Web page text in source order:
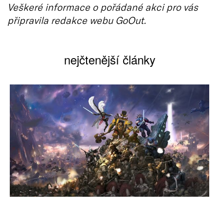
Veškeré informace o pořádané akci pro vás
připravila redakce webu GoOut.
nejčtenější články